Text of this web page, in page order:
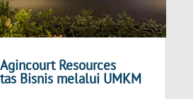
Resources
Bisnis melalui UMKM